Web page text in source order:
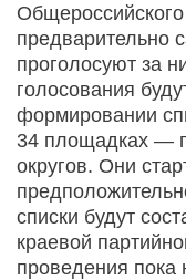
предварительно
проголосуют за
голосования
формировании
34 площадках —
округов. Они
списки будут
краевой
проведения пока